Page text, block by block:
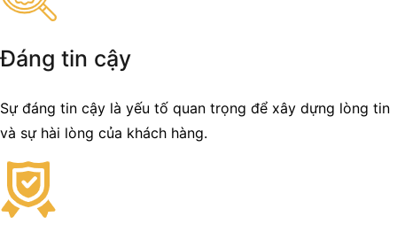
Đáng tin cậy
Sự đáng tin cậy là yếu tố quan trọng để xây dựng lòng tin
và sự hài lòng của khách hàng.